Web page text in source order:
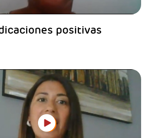
positivas